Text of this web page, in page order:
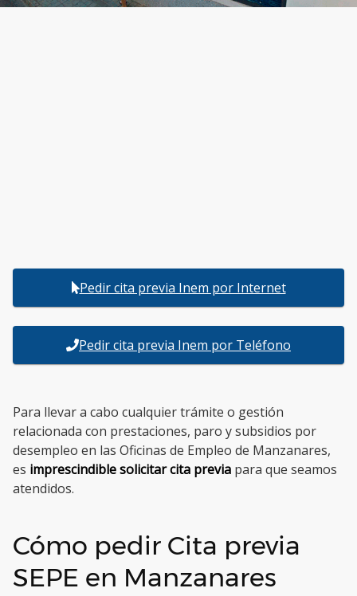
Pedir cita previa Inem por Internet
Pedir cita previa Inem por Teléfono
Para llevar a cabo cualquier trámite o gestión
relacionada con prestaciones, paro y subsidios por
desempleo en las Oficinas de Empleo de Manzanares,
es imprescindible solicitar cita previa para que seamos
atendidos.
Cómo pedir Cita previa
SEPE en Manzanares